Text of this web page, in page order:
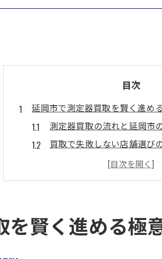
目次
延岡市で測定器買取を賢く進め
測定器買取の流れと延岡市
買取で失敗しない店舗選び
電気計測器買取に強い専門
買取金額を左右する測定器
買取依頼なら測定器の状態が成否
測定器の状態別に見る買取
を賢く進める極